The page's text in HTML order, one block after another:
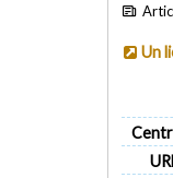
Un